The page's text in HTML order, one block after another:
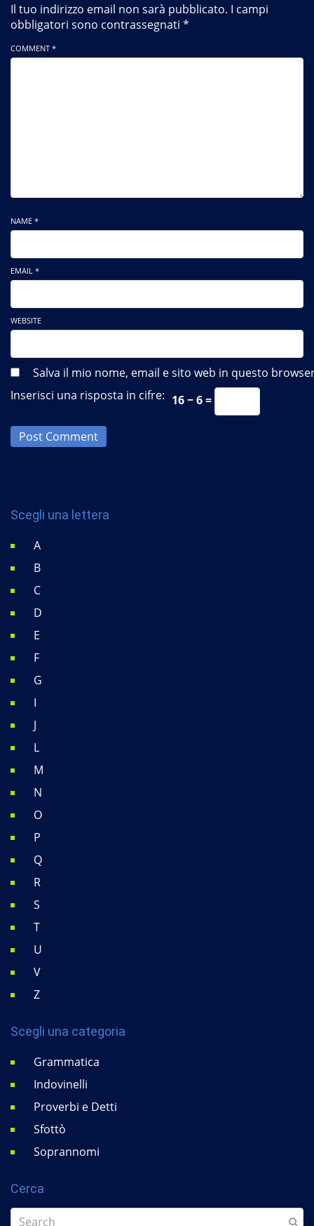
Il tuo indirizzo email non sarà pubblicato. I campi
obbligatori sono contrassegnati *
COMMENT *
NAME *
EMAIL *
WEBSITE
Salva il mio nome, email e sito web in questo
Inserisci una risposta in cifre: 16 − 6 =
Post Comment
Scegli una lettera
A
B
C
D
E
F
G
I
J
L
M
N
O
P
Q
R
S
T
U
V
Z
Scegli una categoria
Grammatica
Indovinelli
Proverbi e Detti
Sfottò
Soprannomi
Cerca